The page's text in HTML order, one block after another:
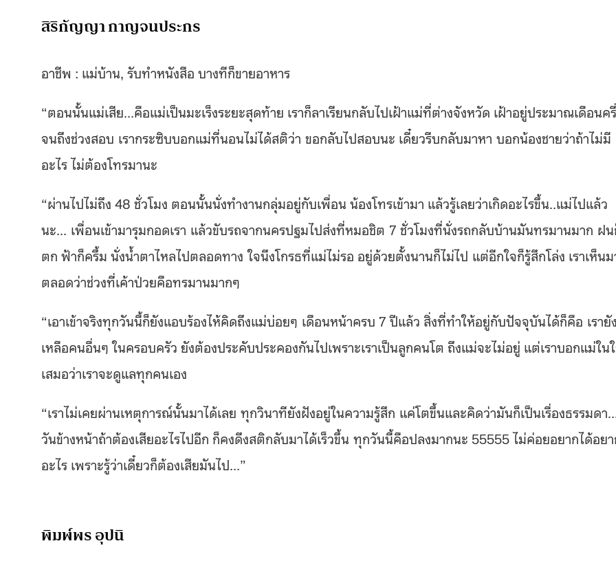
สิริกัญญา กาญจนประกร
อาชีพ : แม่บ้าน, รับทำหนังสือ บางทีก็ขายอาหาร
“ตอนนั้นแม่เสีย…คือแม่เป็นมะเร็งระยะสุดท้าย เราก็ลาเรียนกลับไปเฝ้าแม่ที่ต่างจังหวัด เฝ้าอยู่ประมาณเดือนค
จนถึงช่วงสอบ เรากระซิบบอกแม่ที่นอนไม่ได้สติว่า ขอกลับไปสอบนะ เดี๋ยวรีบกลับมาหา บอกน้องชายว่าถ้าไม่มี
อะไร ไม่ต้องโทรมานะ
“ผ่านไปไม่ถึง 48 ชั่วโมง ตอนนั้นนั่งทำงานกลุ่มอยู่กับเพื่อน น้องโทรเข้ามา แล้วรู้เลยว่าเกิดอะไรขึ้น..แม่ไปแล้ว
นะ… เพื่อนเข้ามารุมกอดเรา แล้วขับรถจากนครปฐมไปส่งที่หมอชิต 7 ชั่วโมงที่นั่งรถกลับบ้านมันทรมานมาก ฝ
ตก ฟ้าก็ครึ้ม นั่งน้ำตาไหลไปตลอดทาง ใจนึงโกรธที่แม่ไม่รอ อยู่ด้วยตั้งนานก็ไม่ไป แต่อีกใจก็รู้สึกโล่ง เราเห็นม
ตลอดว่าช่วงที่เค้าป่วยคือทรมานมากๆ
“เอาเข้าจริงทุกวันนี้ก็ยังแอบร้องไห้คิดถึงแม่บ่อยๆ เดือนหน้าครบ 7 ปีแล้ว สิ่งที่ทำให้อยู่กับปัจจุบันได้ก็คือ เรายัง
เหลือคนอื่นๆ ในครอบครัว ยังต้องประคับประคองกันไปเพราะเราเป็นลูกคนโต ถึงแม่จะไม่อยู่ แต่เราบอกแม่ใน
เสมอว่าเราจะดูแลทุกคนเอง
“เราไม่เคยผ่านเหตุการณ์นั้นมาได้เลย ทุกวินาทียังฝังอยู่ในความรู้สึก แค่โตขึ้นและคิดว่ามันก็เป็นเรื่องธรรมดา…
วันข้างหน้าถ้าต้องเสียอะไรไปอีก ก็คงดึงสติกลับมาได้เร็วขึ้น ทุกวันนี้คือปลงมากนะ 55555 ไม่ค่อยอยากได้อย
อะไร เพราะรู้ว่าเดี๋ยวก็ต้องเสียมันไป…”
พิมพ์พร อุปนิ